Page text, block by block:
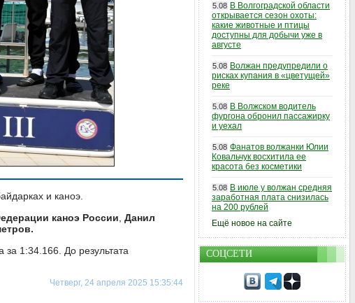
и каноэ.
каноэ России Данил
1:34.166. До результата
Четверг, 24 апреля 2025 15:35:44
5.08 В Волгоградской области
открывается сезон охоты:
какие животные и птицы
доступны для добычи уже в
августе
5.08 Волжан предупредили о
рисках купания в «цветущей»
реке
5.08 В Волжском водитель
фургона обронил пассажирку
и уехал
5.08 Фанатов волжанки Юлии
Ковальчук восхитила ее
красота без косметики
5.08 В июле у волжан средняя
заработная плата снизилась
на 200 рублей
Ещё новое на сайте
СОЦСЕТИ